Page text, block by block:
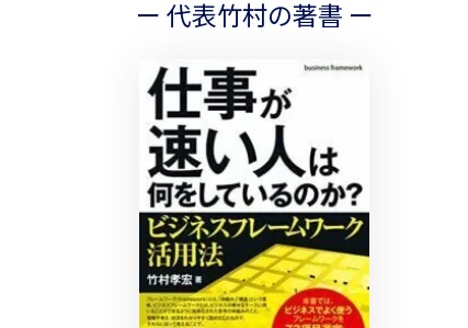
ー 代表竹村の著書 ー